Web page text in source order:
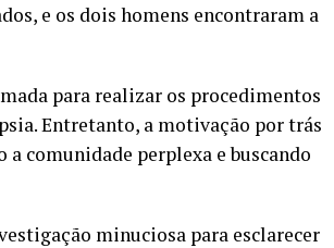
e os dois homens encontraram a
para realizar os procedimentos
Entretanto, a motivação por trás
comunidade perplexa e buscando
minuciosa para esclarecer